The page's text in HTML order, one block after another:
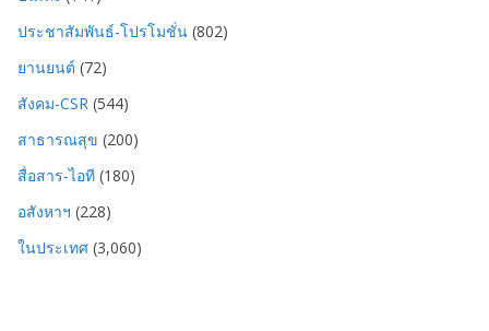
ประชาสัมพันธ์-โปรโมชั่น (802)
ยานยนต์ (72)
สังคม-CSR (544)
สาธารณสุข (200)
สื่อสาร-ไอที (180)
อสังหาฯ (228)
ในประเทศ (3,060)